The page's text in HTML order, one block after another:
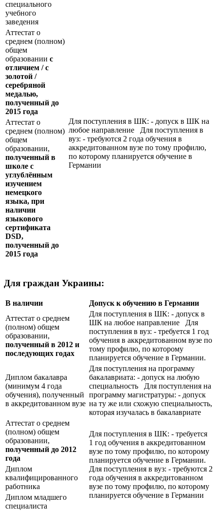
специального
учебного
заведения
Аттестат о
среднем (полном)
общем
образовании с
отличием / с
золотой /
серебряной
медалью,
полученный до
2015 года
Для поступления в ШК: - допуск в ШК на
любое направление Для поступления в
вуз: - требуются 2 года обучения в
аккредитованном вузе по тому профилю,
по которому планируется обучение в
Германии
Аттестат о
среднем (полном)
общем
образовании,
полученный в
школе с
углублённым
изучением
немецкого
языка, при
наличии
языкового
сертификата
DSD,
полученный до
2015 года
Для граждан Украины:
В наличии
Допуск к обучению в Германии
Аттестат о среднем
(полном) общем
образовании,
полученный в 2012 и
последующих годах
Для поступления в ШК: - допуск в
ШК на любое направление Для
поступления в вуз: - требуется 1 год
обучения в аккредитованном вузе по
тому профилю, по которому
планируется обучение в Германии.
Диплом бакалавра
(минимум 4 года
обучения), полученный
в аккредитованном вузе
Для поступления на программу
бакалавриата: - допуск на любую
специальность Для поступления на
программу магистратуры: - допуск
на ту же или схожую специальность,
которая изучалась в бакалавриате
Аттестат о среднем
(полном) общем
образовании,
полученный до 2012
года
Для поступления в ШК: - требуется
1 год обучения в аккредитованном
вузе по тому профилю, по которому
планируется обучение в Германии.
Для поступления в вуз: - требуются 2
года обучения в аккредитованном
вузе по тому профилю, по которому
планируется обучение в Германии
Диплом
квалифицированного
работника
Диплом младшего
специалиста